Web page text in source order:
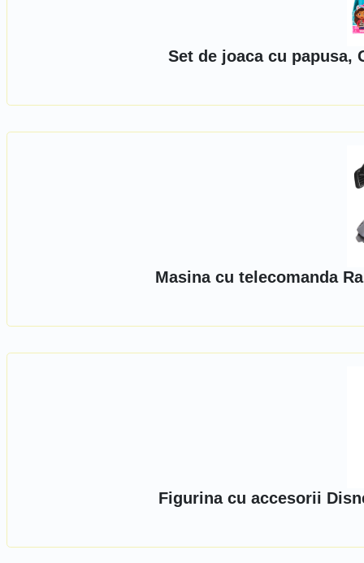
Set de joaca cu papusa,
Masina cu telecomanda
Figurina cu accesorii